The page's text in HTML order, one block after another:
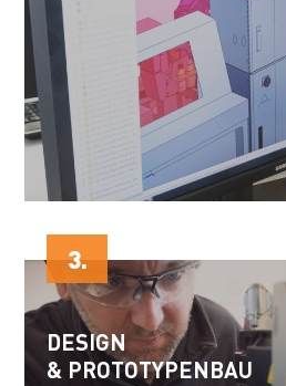
3.
DESIGN
& PROTOTYPENBAU